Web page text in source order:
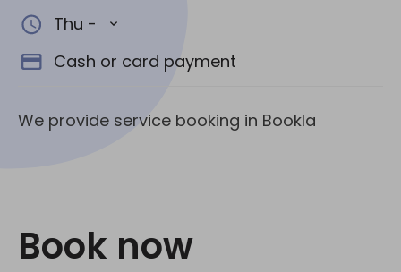
Thu -
Cash or card payment
We provide service booking in Bookla
Book now